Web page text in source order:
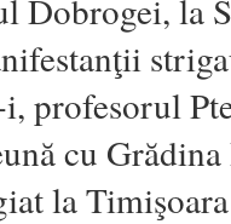
Dobrogei, la
profesorul
cu
la